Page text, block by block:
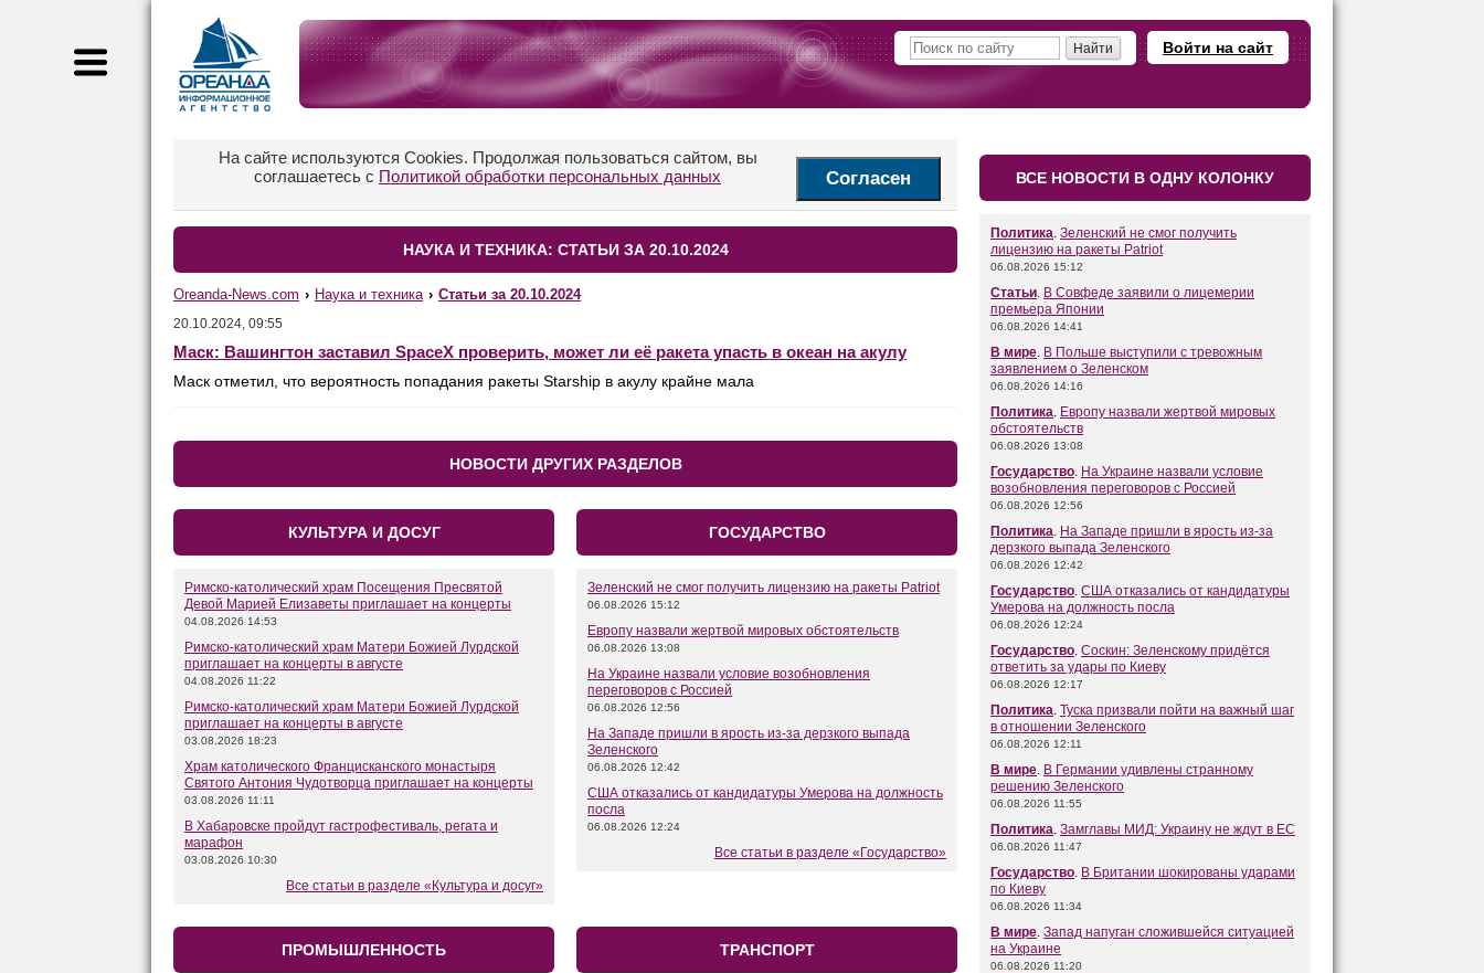
Войти на сайт
На сайте используются Cookies. Продолжая пользоваться сайтом, вы
соглашаетесь с Политикой обработки персональных данных Согласен
НАУКА И ТЕХНИКА: СТАТЬИ ЗА 20.10.2024
Oreanda-News.com › Наука и техника › Статьи за 20.10.2024
20.10.2024, 09:55
Маск: Вашингтон заставил SpaceX проверить, может ли её ракета упасть в океан на акулу
Маск отметил, что вероятность попадания ракеты Starship в акулу крайне мала
НОВОСТИ ДРУГИХ РАЗДЕЛОВ
КУЛЬТУРА И ДОСУГ
Римско-католический храм Посещения Пресвятой
Девой Марией Елизаветы приглашает на концерты
04.08.2026 14:53
Римско-католический храм Матери Божией Лурдской
приглашает на концерты в августе
04.08.2026 11:22
Римско-католический храм Матери Божией Лурдской
приглашает на концерты в августе
03.08.2026 18:23
Храм католического Францисканского монастыря
Святого Антония Чудотворца приглашает на концерты
03.08.2026 11:11
В Хабаровске пройдут гастрофестиваль, регата и
марафон
03.08.2026 10:30
Все статьи в разделе «Культура и досуг»
ГОСУДАРСТВО
Зеленский не смог получить лицензию на ракеты Patriot
06.08.2026 15:12
Европу назвали жертвой мировых обстоятельств
06.08.2026 13:08
На Украине назвали условие возобновления
переговоров с Россией
06.08.2026 12:56
На Западе пришли в ярость из-за дерзкого выпада
Зеленского
06.08.2026 12:42
США отказались от кандидатуры Умерова на должность
посла
06.08.2026 12:24
Все статьи в разделе «Государство»
ПРОМЫШЛЕННОСТЬ ТРАНСПОРТ
ВСЕ НОВОСТИ В ОДНУ КОЛОНКУ
Политика. Зеленский не смог получить
лицензию на ракеты Patriot
06.08.2026 15:12
Статьи. В Совфеде заявили о лицемерии
премьера Японии
06.08.2026 14:41
В мире. В Польше выступили с тревожным
заявлением о Зеленском
06.08.2026 14:16
Политика. Европу назвали жертвой мировых
обстоятельств
06.08.2026 13:08
Государство. На Украине назвали условие
возобновления переговоров с Россией
06.08.2026 12:56
Политика. На Западе пришли в ярость из-за
дерзкого выпада Зеленского
06.08.2026 12:42
Государство. США отказались от кандидатуры
Умерова на должность посла
06.08.2026 12:24
Государство. Соскин: Зеленскому придётся
ответить за удары по Киеву
06.08.2026 12:17
Политика. Туска призвали пойти на важный шаг
в отношении Зеленского
06.08.2026 12:11
В мире. В Германии удивлены странному
решению Зеленского
06.08.2026 11:55
Политика. Замглавы МИД: Украину не ждут в ЕС
06.08.2026 11:47
Государство. В Британии шокированы ударами
по Киеву
06.08.2026 11:34
В мире. Запад напуган сложившейся ситуацией
на Украине
06.08.2026 11:20